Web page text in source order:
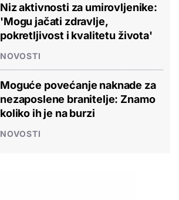
Niz aktivnosti za umirovljenike:
'Mogu jačati zdravlje,
pokretljivost i kvalitetu života'
NOVOSTI
Moguće povećanje naknade za
nezaposlene branitelje: Znamo
koliko ih je na burzi
NOVOSTI